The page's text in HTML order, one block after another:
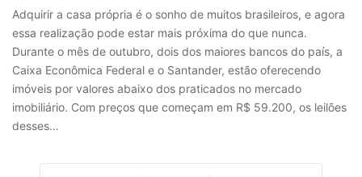
Adquirir a casa própria é o sonho de muitos brasileiros, e agora
essa realização pode estar mais próxima do que nunca.
Durante o mês de outubro, dois dos maiores bancos do país, a
Caixa Econômica Federal e o Santander, estão oferecendo
imóveis por valores abaixo dos praticados no mercado
imobiliário. Com preços que começam em R$ 59.200, os leilões
desses…